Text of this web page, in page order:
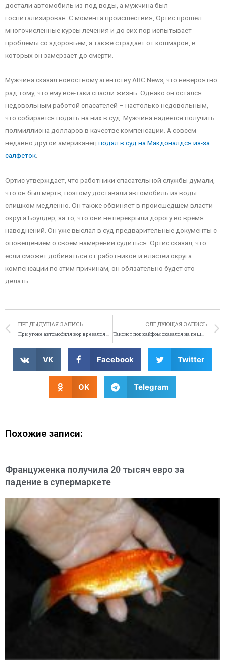
достали автомобиль из-под воды, а мужчина был
госпитализирован. С момента происшествия, Ортис прошёл
многочисленные курсы лечения и до сих пор испытывает
проблемы со здоровьем, а также страдает от кошмаров, в
которых он замерзает до смерти.
Мужчина сказал новостному агентству ABC News, что невероятно
рад тому, что ему всё-таки спасли жизнь. Однако он остался
недовольным работой спасателей – настолько недовольным,
что собирается подать на них в суд. Мужчина надеется получить
полмиллиона долларов в качестве компенсации. А совсем
недавно другой американец подал в суд на Макдоналдся из-за
салфеток
Ортис утверждает, что работники спасательной службы думали,
что он был мёртв, поэтому доставали автомобиль из воды
слишком медленно. Он также обвиняет в происшедшем власти
округа Боулдер, за то, что они не перекрыли дорогу во время
наводнений. Он уже выслал в суд предварительные документы с
оповещением о своём намерении судиться. Ортис сказал, что
если сможет добиваться от работников и властей округа
компенсации по этим причинам, он обязательно будет это
делать.
ПРЕДЫДУЩАЯ ЗАПИСЬ
При угоне автомобиля вор врезался в стену больницы
СЛЕДУЮЩАЯ ЗАПИСЬ
Таксист под кайфом оказался на пешеходной лестнице
VK Facebook Twitter
OK Telegram
Похожие записи:
Француженка получила 20 тысяч евро за
падение в супермаркете